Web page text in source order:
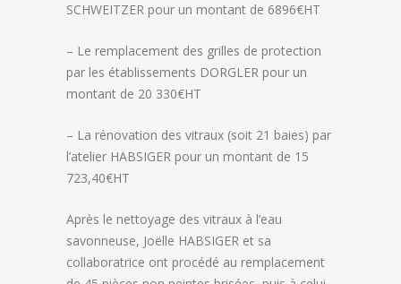
SCHWEITZER pour un montant de 6896€HT
– Le remplacement des grilles de protection
par les établissements DORGLER pour un
montant de 20 330€HT
– La rénovation des vitraux (soit 21 baies) par
l’atelier HABSIGER pour un montant de 15
723,40€HT
Après le nettoyage des vitraux à l’eau
savonneuse, Joëlle HABSIGER et sa
collaboratrice ont procédé au remplacement